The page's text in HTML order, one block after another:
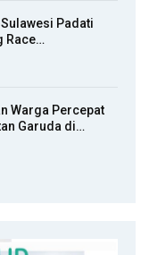
Padati
Race…
Warga Percepat
Garuda di…